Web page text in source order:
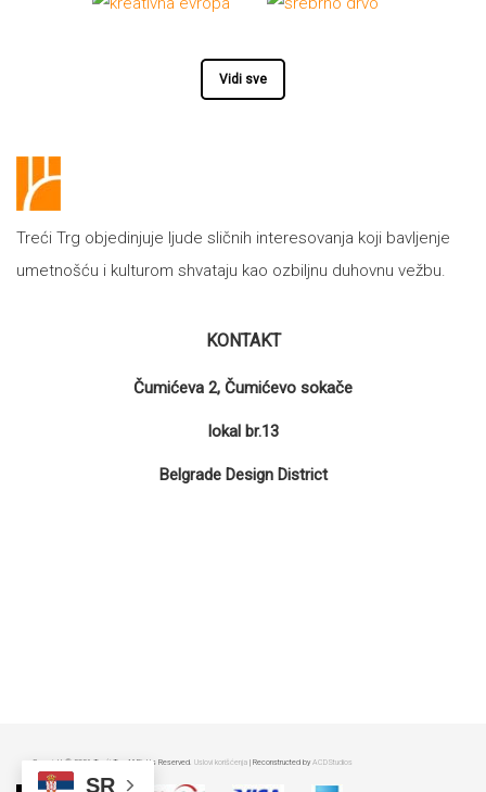
Vidi sve
Treći Trg objedinjuje ljude sličnih interesovanja koji bavljenje
umetnošću i kulturom shvataju kao ozbiljnu duhovnu vežbu.
KONTAKT
Čumićeva 2, Čumićevo sokače
lokal br.13
Belgrade Design District
Copyright © 2026 Treći Trg All Rights Reserved. Uslovi korišćenja | Reconstructed byACDStudios
SR